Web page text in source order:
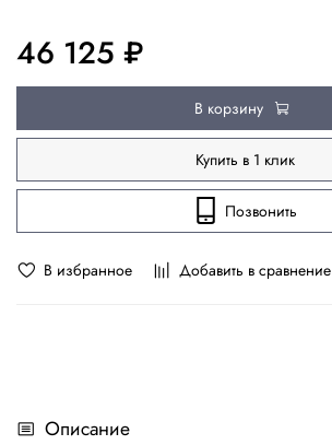
В избранное Добавить в сравнение
46 125 ₽
В корзину
Купить в 1 клик
Позвонить
Описание